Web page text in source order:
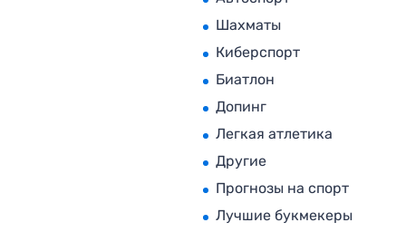
Шахматы
Киберспорт
Биатлон
Допинг
Легкая атлетика
Другие
Прогнозы на спорт
Лучшие букмекеры